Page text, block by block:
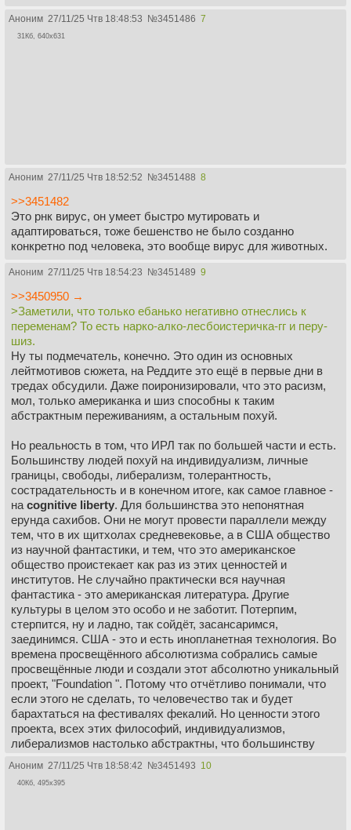
Аноним 27/11/25 Чтв 18:48:53 №3451486 7
31Кб, 640x631
Аноним 27/11/25 Чтв 18:52:52 №3451488 8
>>3451482
Это рнк вирус, он умеет быстро мутировать и
адаптироваться, тоже бешенство не было созданно
конкретно под человека, это вообще вирус для животных.
Аноним 27/11/25 Чтв 18:54:23 №3451489 9
>>3450950 →
>Заметили, что только ебанько негативно отнеслись к
переменам? То есть нарко-алко-лесбоистеричка-гг и перу-
шиз.
Ну ты подмечатель, конечно. Это один из основных
лейтмотивов сюжета, на Реддите это ещё в первые дни в
тредах обсудили. Даже поиронизировали, что это расизм,
мол, только американка и шиз способны к таким
абстрактным переживаниям, а остальным похуй.
Но реальность в том, что ИРЛ так по большей части и есть.
Большинству людей похуй на индивидуализм, личные
границы, свободы, либерализм, толерантность,
сострадательность и в конечном итоге, как самое главное -
на cognitive liberty. Для большинства это непонятная
ерунда сахибов. Они не могут провести параллели между
тем, что в их щитхолах средневековье, а в США общество
из научной фантастики, и тем, что это американское
общество проистекает как раз из этих ценностей и
институтов. Не случайно практически вся научная
фантастика - это американская литература. Другие
культуры в целом это особо и не заботит. Потерпим,
стерпится, ну и ладно, так сойдёт, засансаримся,
заединимся. США - это и есть инопланетная технология. Во
времена просвещённого абсолютизма собрались самые
просвещённые люди и создали этот абсолютно уникальный
проект, "Foundation ". Потому что отчётливо понимали, что
если этого не сделать, то человечество так и будет
барахтаться на фестивалях фекалий. Но ценности этого
проекта, всех этих философий, индивидуализмов,
либерализмов настолько абстрактны, что большинству
получится. Это же не правый и левый популизмы с их
примитивными речёвками, вроде "отнять и поделить", "бей
Аноним 27/11/25 Чтв 18:58:42 №3451493 10
40Кб, 495x395